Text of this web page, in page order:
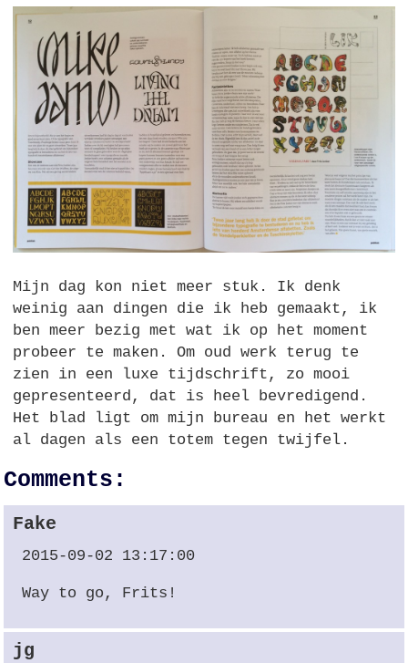
Mijn dag kon niet meer stuk. Ik denk
weinig aan dingen die ik heb gemaakt, ik
ben meer bezig met wat ik op het moment
probeer te maken. Om oud werk terug te
zien in een luxe tijdschrift, zo mooi
gepresenteerd, dat is heel bevredigend.
Het blad ligt om mijn bureau en het werkt
al dagen als een totem tegen twijfel.
Comments:
Fake
2015-09-02 13:17:00
Way to go, Frits!
jg